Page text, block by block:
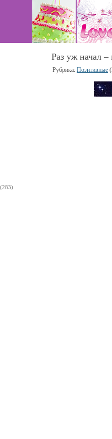
(283)
Раз уж начал
Рубрика: Позитивные